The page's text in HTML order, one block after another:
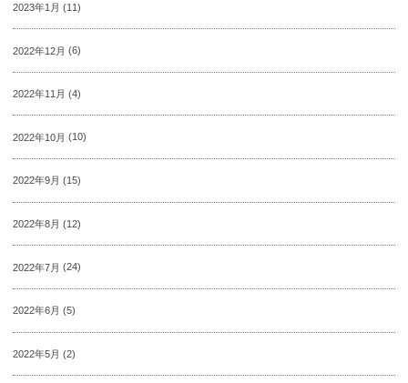
2023年1月 (11)
2022年12月 (6)
2022年11月 (4)
2022年10月 (10)
2022年9月 (15)
2022年8月 (12)
2022年7月 (24)
2022年6月 (5)
2022年5月 (2)